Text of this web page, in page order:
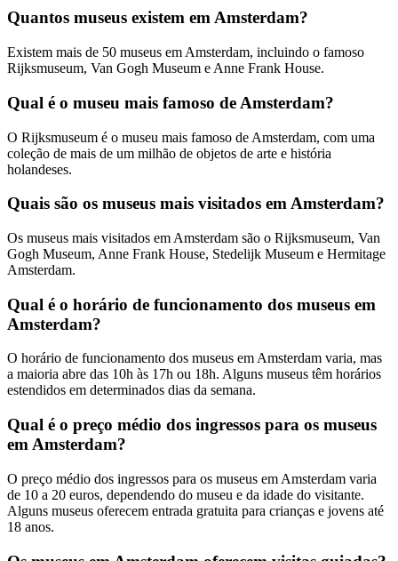
Quantos museus existem em Amsterdam?
Existem mais de 50 museus em Amsterdam, incluindo o famoso
Rijksmuseum, Van Gogh Museum e Anne Frank House.
Qual é o museu mais famoso de Amsterdam?
O Rijksmuseum é o museu mais famoso de Amsterdam, com uma
coleção de mais de um milhão de objetos de arte e história
holandeses.
Quais são os museus mais visitados em Amsterdam?
Os museus mais visitados em Amsterdam são o Rijksmuseum, Van
Gogh Museum, Anne Frank House, Stedelijk Museum e Hermitage
Amsterdam.
Qual é o horário de funcionamento dos museus em
Amsterdam?
O horário de funcionamento dos museus em Amsterdam varia, mas
a maioria abre das 10h às 17h ou 18h. Alguns museus têm horários
estendidos em determinados dias da semana.
Qual é o preço médio dos ingressos para os museus
em Amsterdam?
O preço médio dos ingressos para os museus em Amsterdam varia
de 10 a 20 euros, dependendo do museu e da idade do visitante.
Alguns museus oferecem entrada gratuita para crianças e jovens até
18 anos.